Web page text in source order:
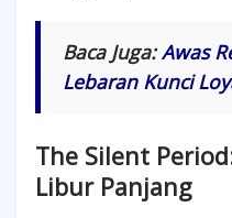
Baca Juga: Awas
Lebaran Kunci
The Silent
Libur Panjang